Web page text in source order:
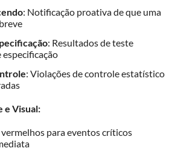
: Notificação proativa de que uma
: Resultados de teste
: Violações de controle estatístico
e Visual:
para eventos críticos